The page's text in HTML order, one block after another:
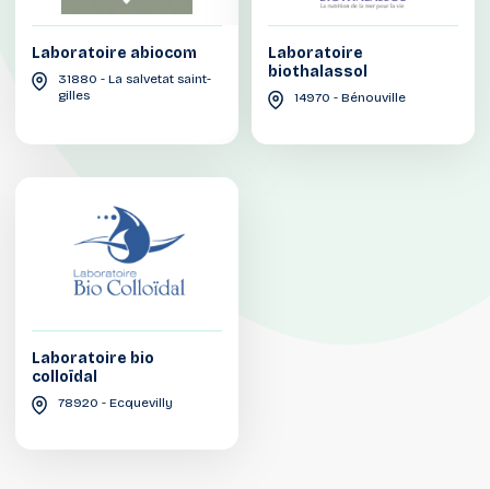
Laboratoire abiocom
31880 - La salvetat saint-
gilles
Laboratoire
biothalassol
14970 - Bénouville
Laboratoire bio
colloïdal
78920 - Ecquevilly